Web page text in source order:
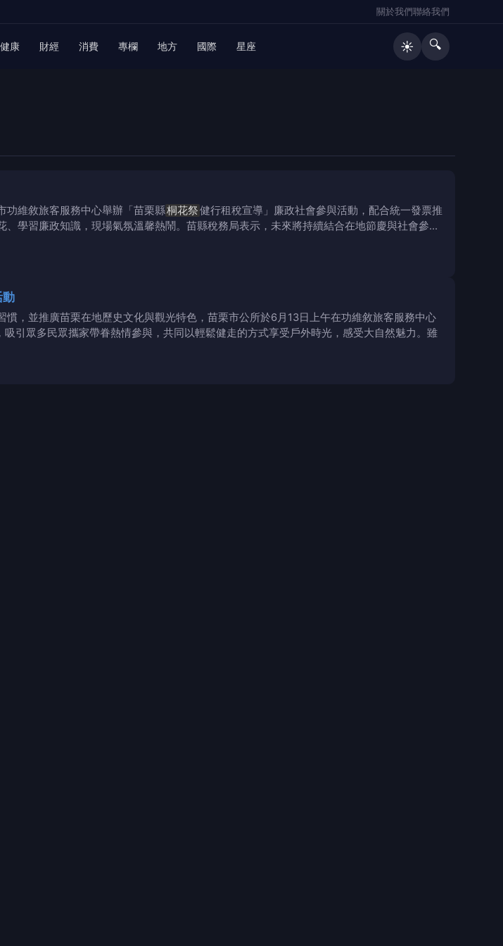
關於我們聯絡我們
健康 財經 消費 專欄 地方 國際 星座 ☀️ 🔍
功維敘旅客服務中心舉辦「苗栗縣桐花祭健行租稅宣導」廉政社會參與活動，配合統一發票推
學習廉政知識，現場氣氛溫馨熱鬧。苗縣稅務局表示，未來將持續結合在地節慶與社會參與
動
慣，並推廣苗栗在地歷史文化與觀光特色，苗栗市公所於6月13日上午在功維敘旅客服務中心
吸引眾多民眾攜家帶眷熱情參與，共同以輕鬆健走的方式享受戶外時光，感受大自然魅力。雖